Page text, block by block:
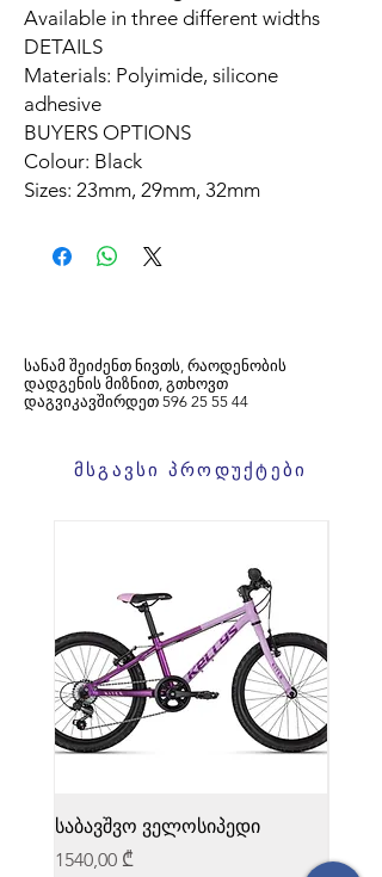
Available in three different widths
DETAILS
Materials: Polyimide, silicone
adhesive
BUYERS OPTIONS
Colour: Black
Sizes: 23mm, 29mm, 32mm
სანამ შეიძენთ ნივთს, რაოდენობის
დადგენის მიზნით, გთხოვთ
დაგვიკავშირდეთ 596 25 55 44
მსგავსი პროდუქტები
საბავშვო ველოსიპედი
Price
1540,00 ₾
Price